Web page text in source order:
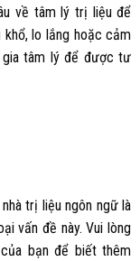
về tâm lý trị liệu để
lo lắng hoặc cảm
gia tâm lý để được tư
trị liệu ngôn ngữ là
vấn đề này. Vui lòng
bạn để biết thêm